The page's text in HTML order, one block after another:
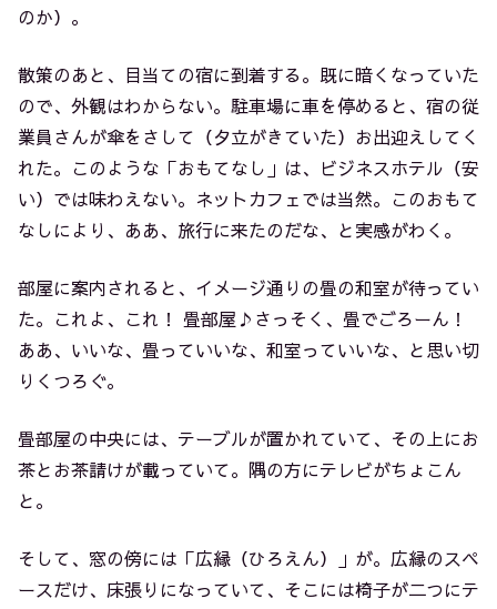
のか）。
散策のあと、目当ての宿に到着する。既に暗くなっていた
ので、外観はわからない。駐車場に車を停めると、宿の従
業員さんが傘をさして（夕立がきていた）お出迎えしてく
れた。このような「おもてなし」は、ビジネスホテル（安
い）では味わえない。ネットカフェでは当然。このおもて
なしにより、ああ、旅行に来たのだな、と実感がわく。
部屋に案内されると、イメージ通りの畳の和室が待ってい
た。これよ、これ！ 畳部屋♪さっそく、畳でごろーん！
ああ、いいな、畳っていいな、和室っていいな、と思い切
りくつろぐ。
畳部屋の中央には、テーブルが置かれていて、その上にお
茶とお茶請けが載っていて。隅の方にテレビがちょこん
と。
そして、窓の傍には「広縁（ひろえん）」が。広縁のスペ
ースだけ、床張りになっていて、そこには椅子が二つにテ